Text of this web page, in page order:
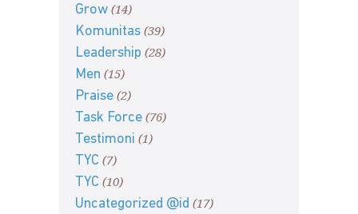
Grow (14)
Komunitas (39)
Leadership (28)
Men (15)
Praise (2)
Task Force (76)
Testimoni (1)
TYC (7)
TYC (10)
Uncategorized @id (17)